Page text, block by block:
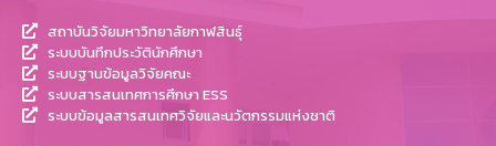
สถาบันวิจัยมหาวิทยาลัยกาฬสินธุ์
ระบบบันทึกประวัตินักศึกษา
ระบบฐานข้อมูลวิจัยคณะ
ระบบสารสนเทศการศึกษา ESS
ระบบข้อมูลสารสนเทศวิจัยและนวัตกรรมแห่งชาติ